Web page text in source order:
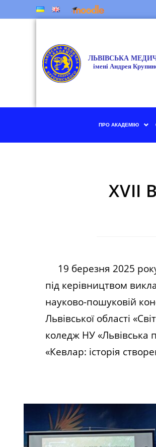
ПРО АКАДЕМІЮ
ХVII
19 березня 2025
під керівництвом
науково-пошуковій
Львівської області
коледж НУ «Львівська
«Кевлар: історія